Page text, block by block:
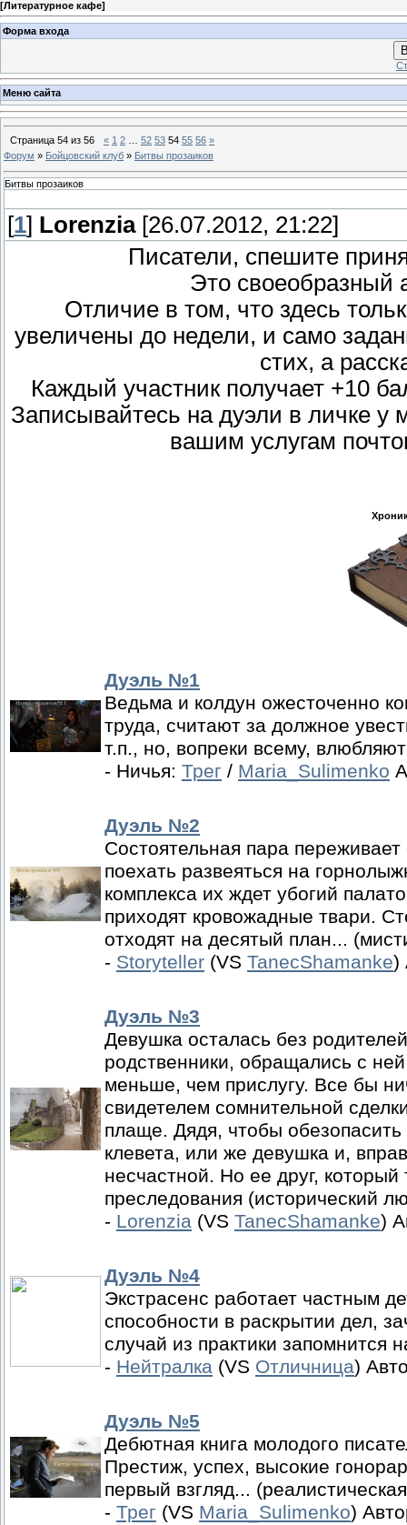
[Литературное кафе]
Форма входа
Меню сайта
Страница 54 из 56 « 1 2 52 53 54 55 56 »
Форум » Бойцовский клуб » Битвы прозаиков
Битвы прозаиков
[1] Lorenzia[26.07.2012, 21:22]
Писатели, спешите
Это своеобразный
Отличие в том, что здесь
увеличены до недели, и само
стих, а
Каждый участник получает +10
Записывайтесь на дуэли в личке у
вашим услугам
Дуэль №1
Ведьма и колдун ожесточенно
труда, считают за должное
т.п., но, вопреки всему,
- Ничья: Трег / Maria_Sulimenko
Дуэль №2
Состоятельная пара
поехать развеяться на
комплекса их ждет убогий
приходят кровожадные твари.
отходят на десятый план...
- Storyteller (VS TanecShamanke)
Дуэль №3
Девушка осталась без
родственники, обращались с
меньше, чем прислугу. Все бы
свидетелем сомнительной
плаще. Дядя, чтобы
клевета, или же девушка и,
несчастной. Но ее друг,
преследования (исторический
- Lorenzia (VS TanecShamanke)
Дуэль №4
Экстрасенс работает частным
способности в раскрытии дел,
случай из практики запомнится
- Нейтралка (VS Отличница)
Дуэль №5
Дебютная книга молодого
Престиж, успех, высокие
первый взгляд...
- Трег (VS Maria_Sulimenko)